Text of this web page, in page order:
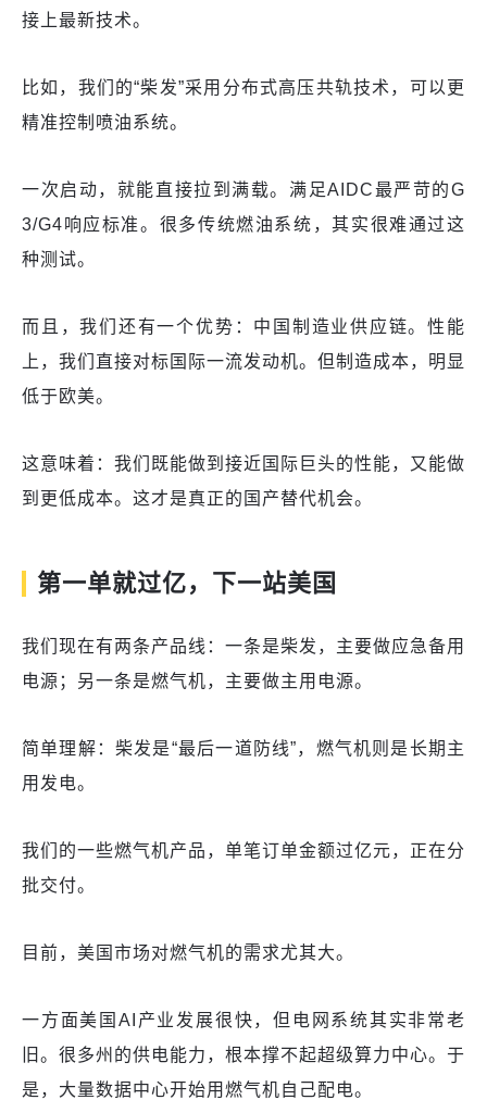
接上最新技术。
比如，我们的“柴发”采用分布式高压共轨技术，可以更
精准控制喷油系统。
一次启动，就能直接拉到满载。满足AIDC最严苛的G
3/G4响应标准。很多传统燃油系统，其实很难通过这
种测试。
而且，我们还有一个优势：中国制造业供应链。性能
上，我们直接对标国际一流发动机。但制造成本，明显
低于欧美。
这意味着：我们既能做到接近国际巨头的性能，又能做
到更低成本。这才是真正的国产替代机会。
第一单就过亿，下一站美国
我们现在有两条产品线：一条是柴发，主要做应急备用
电源；另一条是燃气机，主要做主用电源。
简单理解：柴发是“最后一道防线”，燃气机则是长期主
用发电。
我们的一些燃气机产品，单笔订单金额过亿元，正在分
批交付。
目前，美国市场对燃气机的需求尤其大。
一方面美国AI产业发展很快，但电网系统其实非常老
旧。很多州的供电能力，根本撑不起超级算力中心。于
是，大量数据中心开始用燃气机自己配电。